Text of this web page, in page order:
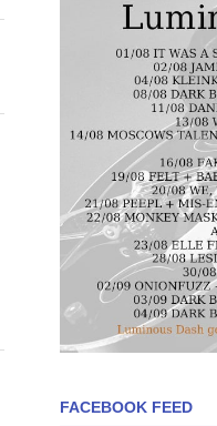
FACEBOOK FEED